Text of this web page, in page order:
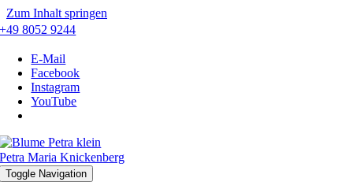
Zum Inhalt springen
+49 8052 9244
E-Mail
Facebook
Instagram
YouTube
Petra Maria Knickenberg
Toggle Navigation